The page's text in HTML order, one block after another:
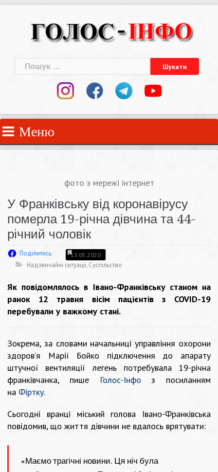
Пошук:
Меню
фото з мережі інтернет
У Франківську від коронавірусу
померла 19-річна дівчина та 44-
річний чоловік
Поділитись 13.05.2020
Надзвичайні ситуації, Суспільство
Як повідомлялось в Івано-Франківську станом на
ранок 12 травня вісім пацієнтів з COVID-19
перебували у важкому стані.
Зокрема, за словами начальниці управління охорони
здоров’я Марії Бойко підключення до апарату
штучної вентиляції легень потребувала 19-річна
франківчанка, пише
Голос-Інфо
з посиланням
на Фіртку.
Сьогодні вранці міський голова Івано-Франківська
повідомив, що життя дівчини не вдалось врятувати:
«Маємо трагічні новини. Ця ніч була